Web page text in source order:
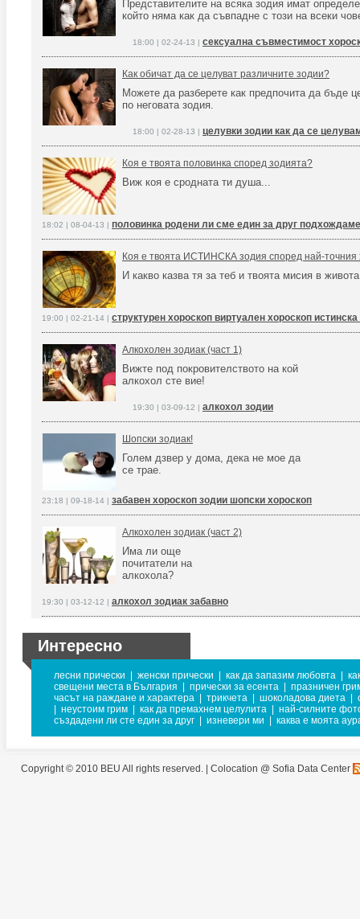
Представителите на всяка зодия имат
който няма как да съвпадне с този на всеки
18:00 | 02-24-13 | сексуална съвместимост
Как обичат да се целуват различните зодии?
Можете да разберете как предпочита да бъде
по неговата зодия.
18:00 | 02-28-13 | целувки зодии как да се
Коя е твоята половинка според зодията?
Виж коя е сродната ти душа...
18:02 | 08-04-13 | половинка родени ли сме един за друг
Коя е твоята ИСТИНСКА зодия според най-точния
И какво казва тя за теб и твоята мисия в живота
19:00 | 02-21-14 | структурен хороскоп виртуален хороскоп
Алкохолен зодиак (част 1)
Вижте под покровителството на кой
алкохол сте вие!
19:30 | 03-09-12 | алкохол зодии
Шопски зодиак!
Голем дзвер у дома, дека не мое да
се трае.
23:18 | 09-18-14 | забавен хороскоп зодии шопски хороскоп
Алкохолен зодиак (част 2)
Има ли още
почитатели на
алкохола?
19:30 | 03-12-12 | алкохол зодиак забавно
Интересно
лесни прически женски прически как да запазим любовта
свещени места в България
прически за есента
празничен
часът на раждане и характера
трикчета шоколадова диета
неустоим грим как да премахнем целулита
най-силните
създадени ли сте един за друг
изневери ми каква е моята
Copyright © 2010 BEU All rights reserved. | Colocation @ Sofia Data Center